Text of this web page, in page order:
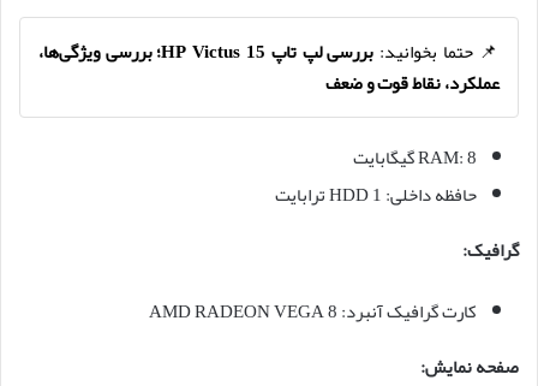
📌 حتما بخوانید:
بررسی لپ تاپ HP Victus 15؛ بررسی ویژگی‌ها،
عملکرد، نقاط قوت و ضعف
RAM: 8 گیگابایت
حافظه داخلی: HDD 1 ترابایت
گرافیک:
کارت گرافیک آنبرد: AMD RADEON VEGA 8
صفحه نمایش: